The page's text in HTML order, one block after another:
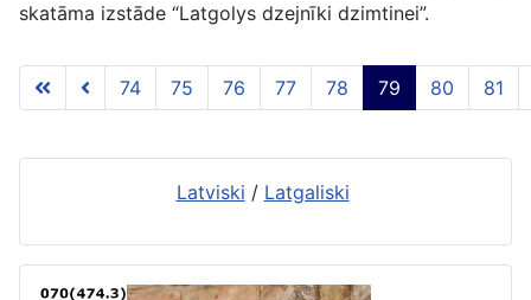
skatāma izstāde “Latgolys dzejnīki dzimtinei”.
79 lapa no 117
74 75 76 77 78 79 80 81
Latviski / Latgaliski